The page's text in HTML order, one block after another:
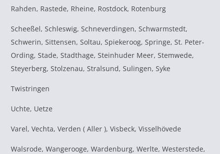
Rahden, Rastede, Rheine, Rostdock, Rotenburg
Scheeßel, Schleswig, Schneverdingen, Schwarmstedt,
Schwerin, Sittensen, Soltau, Spiekeroog, Springe, St. Peter-
Ording, Stade, Stadthage, Steinhuder Meer, Stemwede,
Steyerberg, Stolzenau, Stralsund, Sulingen, Syke
Twistringen
Uchte, Uetze
Varel, Vechta, Verden ( Aller ), Visbeck, Visselhövede
Walsrode, Wangerooge, Wardenburg, Werlte, Westerstede,